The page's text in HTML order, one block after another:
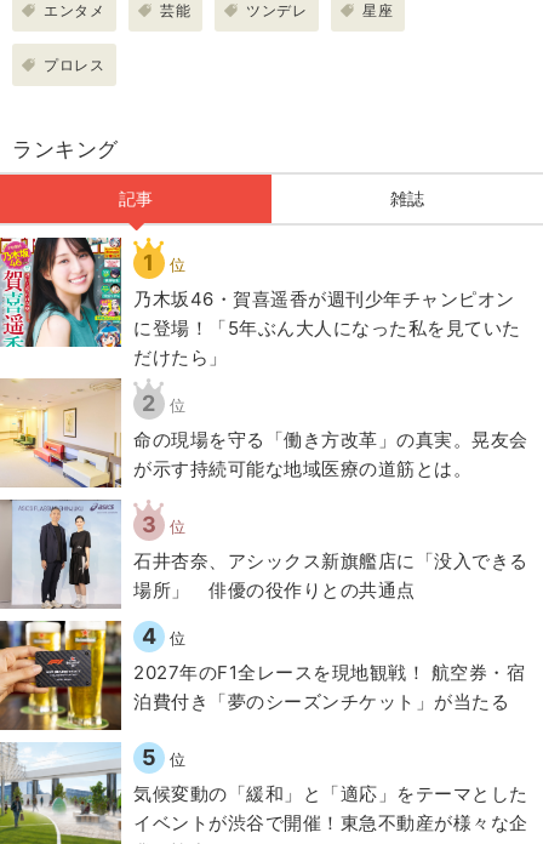
エンタメ 芸能 ツンデレ 星座
プロレス
ランキング
記事 雑誌
1 位
乃木坂46・賀喜遥香が週刊少年チャンピオン
に登場！「5年ぶん大人になった私を見ていた
だけたら」
2 位
​命の現場を守る「働き方改革」の真実。晃友会
が示す持続可能な地域医療の道筋とは。
3 位
石井杏奈、アシックス新旗艦店に「没入できる
場所」 俳優の役作りとの共通点
4 位
2027年のF1全レースを現地観戦！ 航空券・宿
泊費付き「夢のシーズンチケット」が当たる
5 位
気候変動の「緩和」と「適応」をテーマとした
イベントが渋谷で開催！東急不動産が様々な企